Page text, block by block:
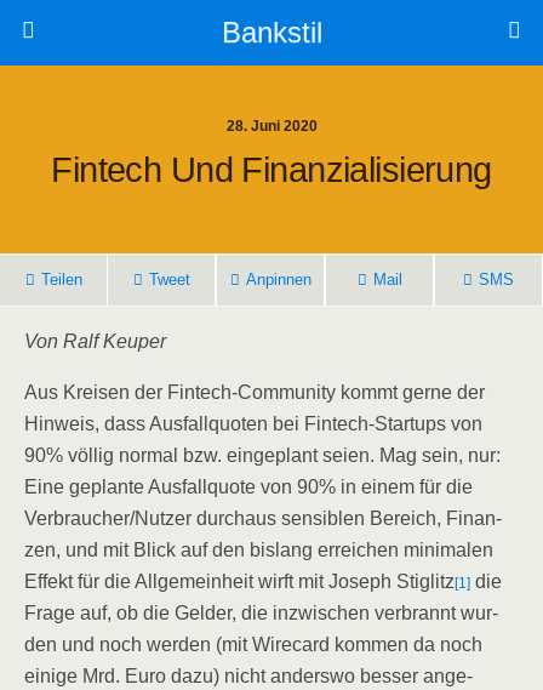
Bankstil
28. Juni 2020
Fin­tech Und Finanzialisierung
Tei­len Tweet Anpin­nen Mail SMS
Von Ralf Keuper
Aus Krei­sen der Fin­tech-Com­mu­ni­ty kommt ger­ne der
Hin­weis, dass Aus­fall­quo­ten bei Fin­tech-Start­ups von
90% völ­lig nor­mal bzw. ein­ge­plant sei­en. Mag sein, nur:
Eine geplan­te Aus­fall­quo­te von 90% in einem für die
Verbraucher/​Nutzer durch­aus sen­si­blen Bereich, Finan­
zen, und mit Blick auf den bis­lang errei­chen mini­ma­len
Effekt für die All­ge­mein­heit wirft mit Joseph Stig­litz [1] die
Fra­ge auf, ob die Gel­der, die inzwi­schen ver­brannt wur­
den und noch wer­den (mit Wire­card kom­men da noch
eini­ge Mrd. Euro dazu) nicht anders­wo bes­ser ange­